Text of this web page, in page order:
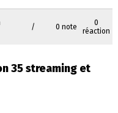
/ 0 note
0
réaction
35 streaming et